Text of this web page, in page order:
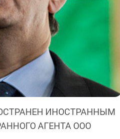
ИНОСТРАННЫМ
АГЕНТА ООО